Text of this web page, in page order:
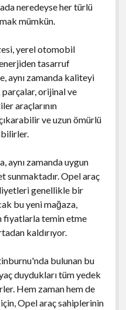
neredeyse her türlü
mümkün.
yerel otomobil
enerjiden tasarruf
aynı zamanda kaliteyi
orijinal ve
araçlarının
ve uzun ömürlü
aynı zamanda uygun
Opel araç
genellikle bir
bu yeni mağaza,
fiyatlarla temin etme
kaldırıyor.
bulunan bu
duydukları tüm yedek
Hem zaman hem de
Opel araç sahiplerinin